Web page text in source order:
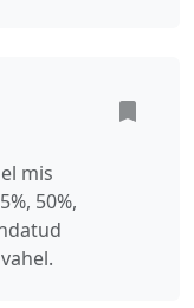
mis
50%,